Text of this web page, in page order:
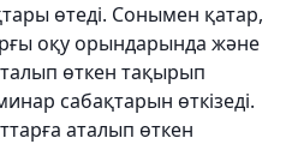
өтеді. Сонымен қатар,
оқу орындарында және
өткен тақырып
сабақтарын өткізеді.
аталып өткен